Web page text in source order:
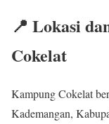
📍 Lokasi
Cokelat
Kampung Cokelat
Kademangan,